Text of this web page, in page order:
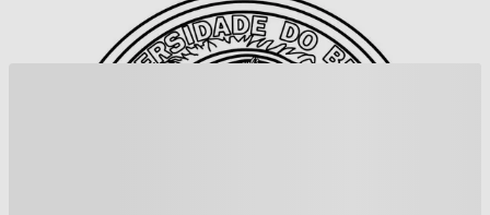
Outros materiais que podem te interessar enquanto não
há materiais específicos desta disciplina